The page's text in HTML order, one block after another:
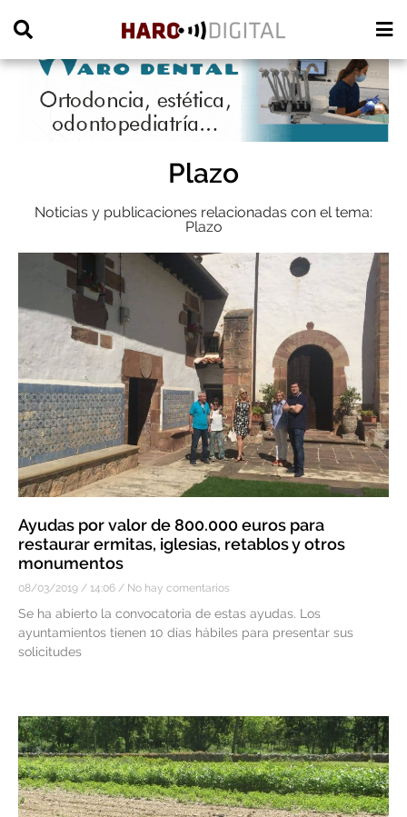
Plazo
Noticias y publicaciones relacionadas con el tema:
Plazo
Ayudas por valor de 800.000 euros para
restaurar ermitas, iglesias, retablos y otros
monumentos
08/03/2019 14:06 No hay comentarios
Se ha abierto la convocatoria de estas ayudas. Los
ayuntamientos tienen 10 días hábiles para presentar sus
solicitudes